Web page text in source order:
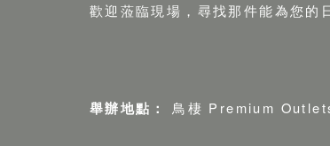
歡迎蒞臨現場，尋找那件能為您的
舉辦地點： 鳥棲 Premium